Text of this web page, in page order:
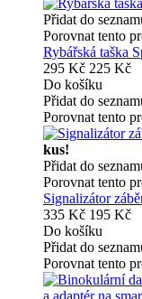
Přidat do
Porovnat tento
Rybářská taška
295 Kč 225 Kč
Do košíku
Přidat do
Porovnat tento
kus!
Přidat do
Porovnat tento
Signalizátor
335 Kč 195 Kč
Do košíku
Přidat do
Porovnat tento